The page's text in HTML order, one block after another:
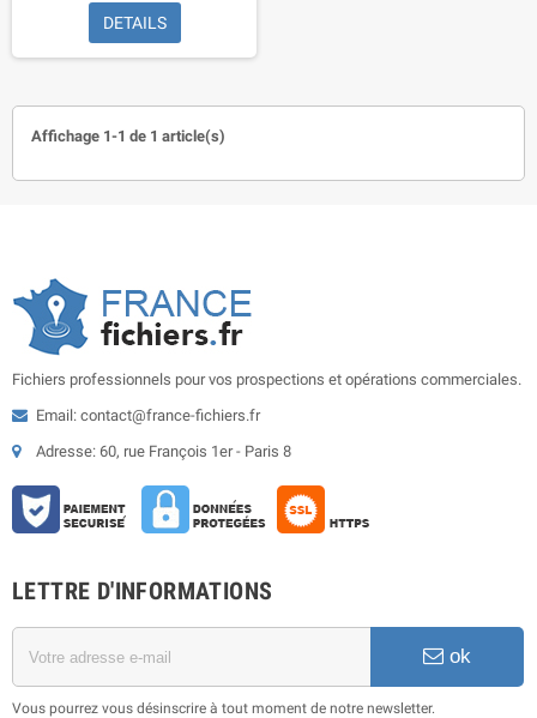
DETAILS
Affichage 1-1 de 1 article(s)
Fichiers professionnels pour vos prospections et opérations commerciales.
Email: contact@france-fichiers.fr
Adresse: 60, rue François 1er - Paris 8
LETTRE D'INFORMATIONS
ok
Vous pourrez vous désinscrire à tout moment de notre newsletter.